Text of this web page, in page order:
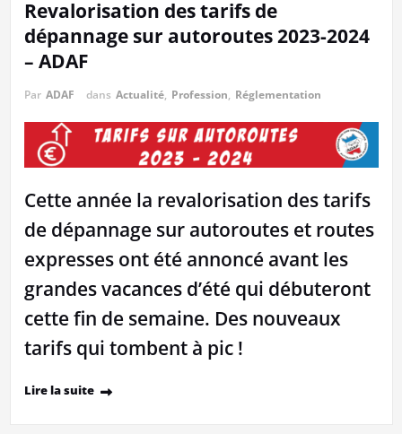
Revalorisation des tarifs de
dépannage sur autoroutes 2023-2024
– ADAF
Par ADAF dans Actualité, Profession, Réglementation
Cette année la revalorisation des tarifs
de dépannage sur autoroutes et routes
expresses ont été annoncé avant les
grandes vacances d’été qui débuteront
cette fin de semaine. Des nouveaux
tarifs qui tombent à pic !
Lire la suite